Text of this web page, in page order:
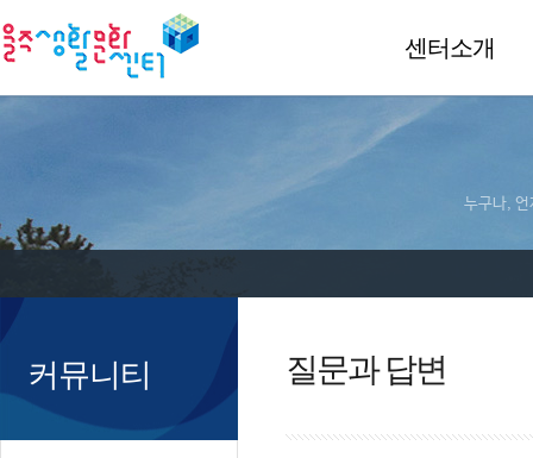
센터소개
누구나, 언
커뮤니티 질문과 답변